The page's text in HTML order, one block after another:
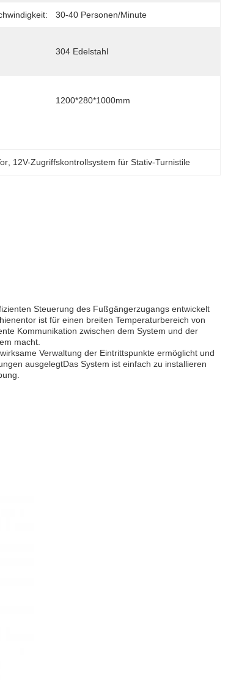
30-40 Personen/Minute
304 Edelstahl
1200*280*1000mm
12V-Zugriffskontrollsystem für Stativ-Turnistile
Steuerung des Fußgängerzugangs entwickelt
ist für einen breiten Temperaturbereich von
Kommunikation zwischen dem System und der
macht.
Verwaltung der Eintrittspunkte ermöglicht und
ausgelegtDas System ist einfach zu installieren